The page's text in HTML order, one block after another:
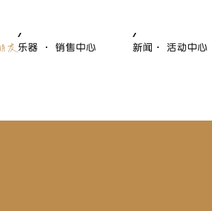
乐器 · 销售中心 新闻· 活动中心